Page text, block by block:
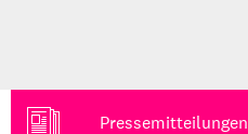
Pressemitteilungen